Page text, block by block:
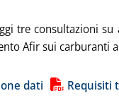
tre consultazioni
Afir sui carburanti
dati
Requisiti